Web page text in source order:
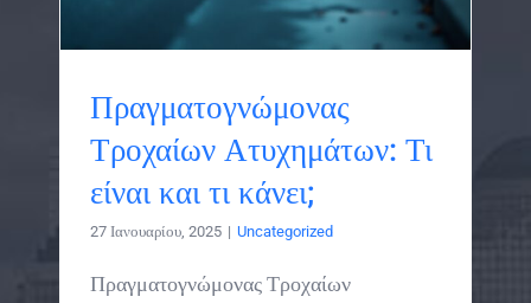
Πραγματογνώμονας
Τροχαίων Ατυχημάτων: Τι
είναι και τι κάνει;
27 Ιανουαρίου, 2025 | Uncategorized
Πραγματογνώμονας Τροχαίων